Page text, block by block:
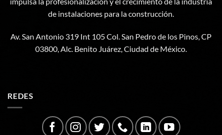
de instalaciones para la construcción.
Av. San Antonio 319 Int 105 Col. San Pedro de los Pinos, CP
03800, Alc. Benito Juárez, Ciudad de México.
REDES